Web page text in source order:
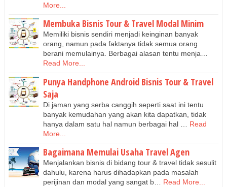
More...
Membuka Bisnis Tour & Travel Modal Minim
Memiliki bisnis sendiri menjadi keinginan banyak
orang, namun pada faktanya tidak semua orang
berani memulainya. Berbagai alasan tentu menja…
Read More...
Punya Handphone Android Bisnis Tour & Travel
Saja
Di jaman yang serba canggih seperti saat ini tentu
banyak kemudahan yang akan kita dapatkan, tidak
hanya dalam satu hal namun berbagai hal …
Read
More...
Bagaimana Memulai Usaha Travel Agen
Menjalankan bisnis di bidang tour & travel tidak sesulit
dahulu, karena harus dihadapkan pada masalah
perijinan dan modal yang sangat b…
Read More...